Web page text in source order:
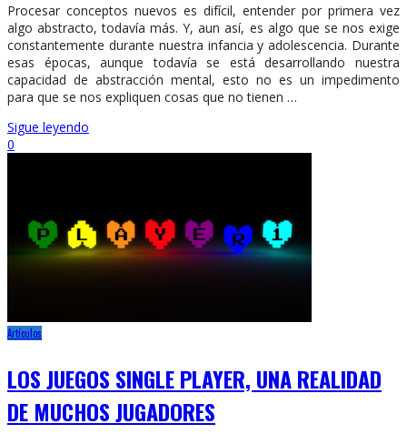
Procesar conceptos nuevos es difícil, entender por primera vez
algo abstracto, todavía más. Y, aun así, es algo que se nos exige
constantemente durante nuestra infancia y adolescencia. Durante
esas épocas, aunque todavía se está desarrollando nuestra
capacidad de abstracción mental, esto no es un impedimento
para que se nos expliquen cosas que no tienen …
Sigue leyendo
0
Artículos
LOS JUEGOS SINGLE PLAYER, UNA REALIDAD
DE MUCHOS JUGADORES